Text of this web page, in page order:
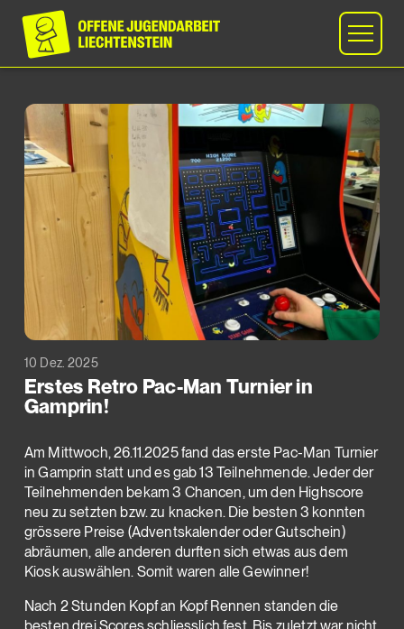
10 Dez. 2025
Erstes Retro Pac-Man Turnier in
Gamprin!
Am Mittwoch, 26.11.2025 fand das erste Pac-Man Turnier
in Gamprin statt und es gab 13 Teilnehmende. Jeder der
Teilnehmenden bekam 3 Chancen, um den Highscore
neu zu setzten bzw. zu knacken. Die besten 3 konnten
grössere Preise (Adventskalender oder Gutschein)
abräumen, alle anderen durften sich etwas aus dem
Kiosk auswählen. Somit waren alle Gewinner!
Nach 2 Stunden Kopf an Kopf Rennen standen die